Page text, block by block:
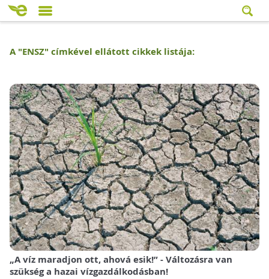
A "ENSZ" címkével ellátott cikkek listája:
„A víz maradjon ott, ahová esik!” - Változásra van
szükség a hazai vízgazdálkodásban!